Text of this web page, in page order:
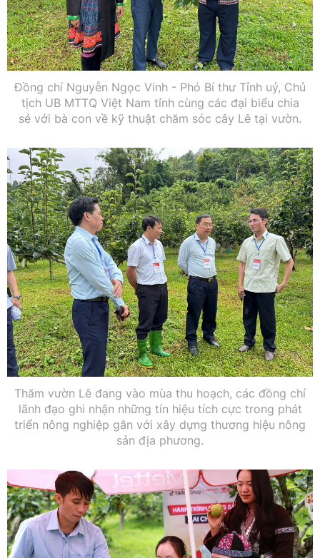
Đồng chí Nguyễn Ngọc Vinh - Phó Bí thư Tỉnh uỷ, Chủ
tịch UB MTTQ Việt Nam tỉnh cùng các đại biểu chia
sẻ với bà con về kỹ thuật chăm sóc cây Lê tại vườn.
Thăm vườn Lê đang vào mùa thu hoạch, các đồng chí
lãnh đạo ghi nhận những tín hiệu tích cực trong phát
triển nông nghiệp gắn với xây dựng thương hiệu nông
sản địa phương.